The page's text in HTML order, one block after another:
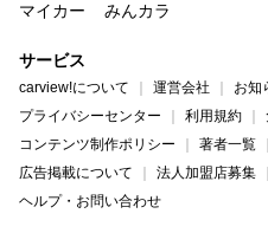
マイカー
みんカラ
サービス
carview!について 運営会社 お知
プライバシーセンター
利用規約
コンテンツ制作ポリシー
著者一覧
広告掲載について
法人加盟店募集
ヘルプ・お問い合わせ